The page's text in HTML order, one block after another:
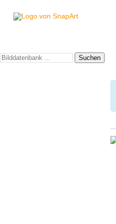
Suchen